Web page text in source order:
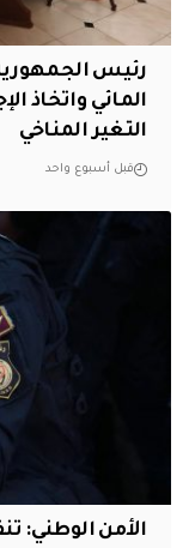
رئيس
المائي واتخاذ
التغير المناخي
قبل أسبوع واحد